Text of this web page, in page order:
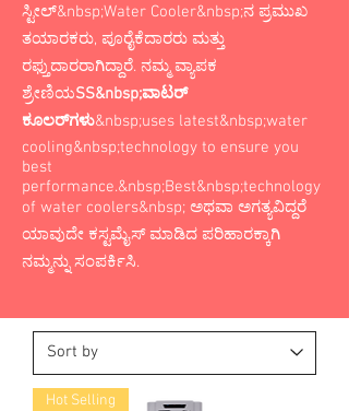
ಸ್ಟೀಲ್&nbsp;Water Cooler&nbsp;ನ ಪ್ರಮುಖ
ತಯಾರಕರು, ಪೂರೈಕೆದಾರರು ಮತ್ತು
ರಫ್ತುದಾರರಾಗಿದ್ದಾರೆ. ನಮ್ಮ ವ್ಯಾಪಕ
ಶ್ರೇಣಿಯSS&nbsp;ವಾಟರ್
ಕೂಲರ್‌ಗಳು&nbsp;uses latest&nbsp;water
cooling&nbsp;technology to ensure you
best
performance.&nbsp;Best&nbsp;technology
of water coolers&nbsp; ಅಥವಾ ಅಗತ್ಯವಿದ್ದರೆ
ಯಾವುದೇ ಕಸ್ಟಮೈಸ್ ಮಾಡಿದ ಪರಿಹಾರಕ್ಕಾಗಿ
ನಮ್ಮನ್ನು ಸಂಪರ್ಕಿಸಿ.
Hot Selling